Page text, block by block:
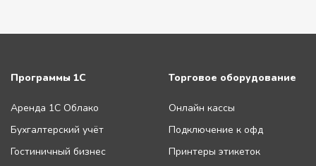
Программы 1С
Аренда 1С Облако
Бухгалтерский учёт
Гостиничный бизнес
Торговое оборудование
Онлайн кассы
Подключение к офд
Принтеры этикеток